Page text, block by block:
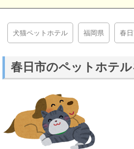
犬猫ペットホテル 福岡県 春
春日市のペットホテル